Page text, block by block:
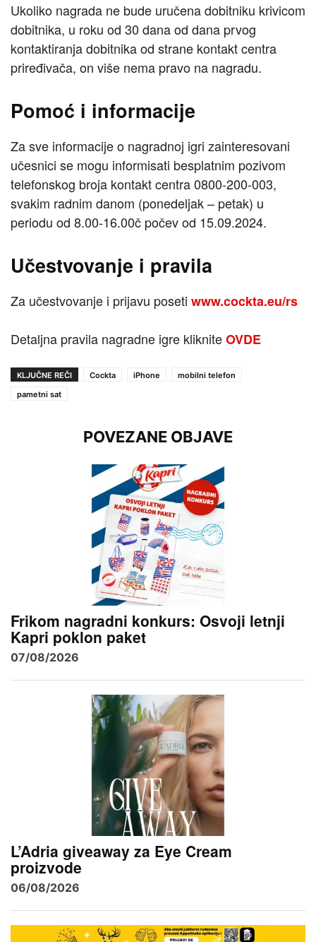
Ukoliko nagrada ne bude uručena dobitniku krivicom
dobitnika, u roku od 30 dana od dana prvog
kontaktiranja dobitnika od strane kontakt centra
priređivača, on više nema pravo na nagradu.
Pomoć i informacije
Za sve informacije o nagradnoj igri zainteresovani
učesnici se mogu informisati besplatnim pozivom
telefonskog broja kontakt centra 0800-200-003,
svakim radnim danom (ponedeljak – petak) u
periodu od 8.00-16.00č počev od 15.09.2024.
Učestvovanje i pravila
Za učestvovanje i prijavu poseti www.cockta.eu/rs
Detaljna pravila nagradne igre klikniteOVDE
KLJUČNE REČI Cockta iPhone
mobilni telefon
pametni sat
POVEZANE OBJAVE
Frikom nagradni konkurs: Osvoji letnji
Kapri poklon paket
07/08/2026
L’Adria giveaway za Eye Cream
proizvode
06/08/2026